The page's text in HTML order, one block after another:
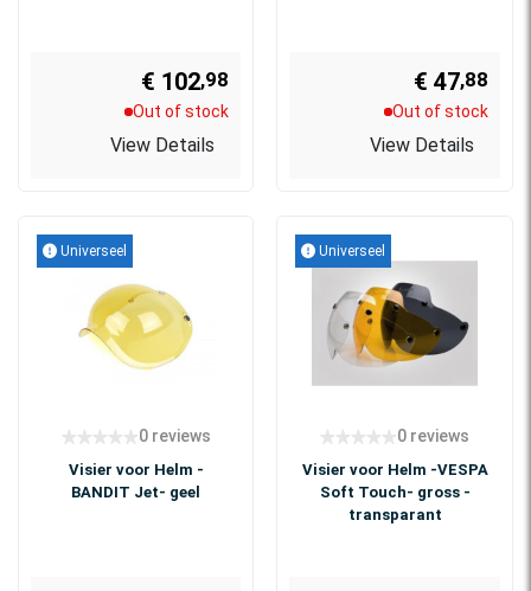
€ 102,98
Out of stock
View Details
€ 47,88
Out of stock
View Details
Universeel
0 reviews
Visier voor Helm -
BANDIT Jet- geel
Universeel
0 reviews
Visier voor Helm -VESPA
Soft Touch- gross -
transparant